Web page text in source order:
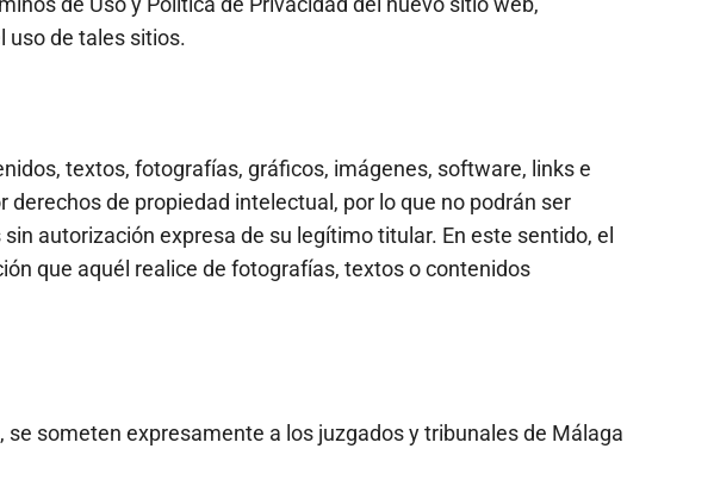
uso de tales sitios.
textos, fotografías, gráficos, imágenes, software, links e
de propiedad intelectual, por lo que no podrán ser
autorización expresa de su legítimo titular. En este sentido, el
que aquél realice de fotografías, textos o contenidos
someten expresamente a los juzgados y tribunales de Málaga